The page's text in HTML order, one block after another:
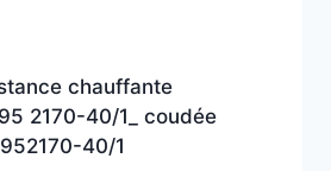
chauffante
2170-40/1_ coudée
40/1